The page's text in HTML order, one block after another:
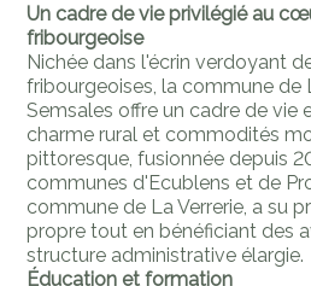
Un cadre de vie privilégié au
fribourgeoise
Nichée dans l'écrin verdoyant
fribourgeoises, la commune de
Semsales offre un cadre de vie
charme rural et commodités
pittoresque, fusionnée depuis
communes d'Ecublens et de
commune de La Verrerie, a su
propre tout en bénéficiant des
structure administrative élargie.
Éducation et formation